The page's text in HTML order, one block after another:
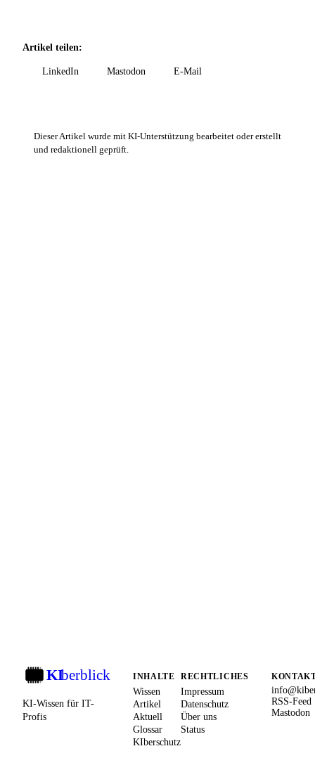
Artikel teilen:
LinkedIn Mastodon E-Mail
Dieser Artikel wurde mit KI-Unterstützung bearbeitet oder erstellt
und redaktionell geprüft.
KIberblick
KI-Wissen für IT-
Profis
INHALTE
Wissen
Artikel
Aktuell
Glossar
KIberschutz
RECHTLICHES
Impressum
Datenschutz
Über uns
Status
RSS-Feed
Mastodon